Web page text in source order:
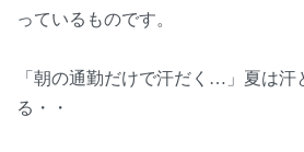
っているものです。
「朝の通勤だけで汗だく…」夏は汗
る・・